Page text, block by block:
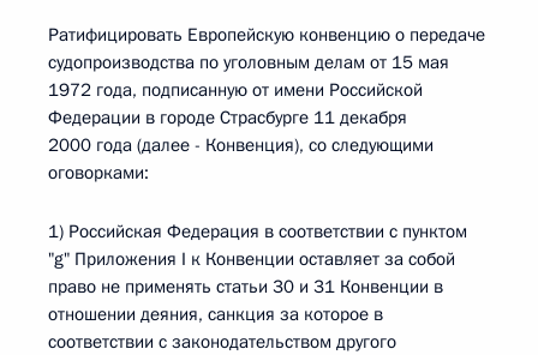
Ратифицировать Европейскую конвенцию о передаче
судопроизводства по уголовным делам от 15 мая
1972 года, подписанную от имени Российской
Федерации в городе Страсбурге 11 декабря
2000 года (далее - Конвенция), со следующими
оговорками:
1) Российская Федерация в соответствии с пунктом
"g" Приложения I к Конвенции оставляет за собой
право не применять статьи 30 и 31 Конвенции в
отношении деяния, санкция за которое в
соответствии с законодательством другого